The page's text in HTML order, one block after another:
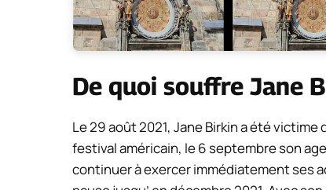
De quoi souffre Jane
Le 29 août 2021, Jane Birkin a été victime
festival américain, le 6 septembre son
continuer à exercer immédiatement ses